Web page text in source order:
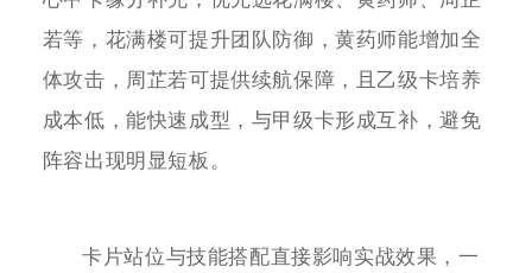
若等，花满楼可提升团队防御，黄药师能增加全
体攻击，周芷若可提供续航保障，且乙级卡培养
成本低，能快速成型，与甲级卡形成互补，避免
阵容出现明显短板。
卡片站位与技能搭配直接影响实战效果，一